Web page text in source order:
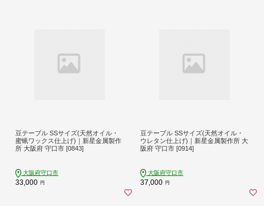
豆テーブル SSサイズ(天然オイル・
蜜蝋ワックス仕上げ)｜新星金属製作
所 大阪府 守口市 [0843]
大阪府守口市
33,000 円
豆テーブル SSサイズ(天然オイル・
ウレタン仕上げ)｜新星金属製作所 大
阪府 守口市 [0914]
大阪府守口市
37,000 円